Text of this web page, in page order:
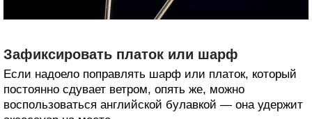
Зафиксировать платок или шарф
Если надоело поправлять шарф или платок, который
постоянно сдувает ветром, опять же, можно
воспользоваться английской булавкой — она удержит